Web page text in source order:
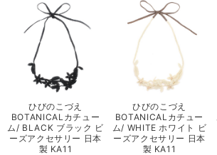
ひびのこづえ
BOTANICALカチュー
ム/ BLACK ブラック ビ
ーズアクセサリー 日本
製 KA11
ひびのこづえ
BOTANICALカチュー
ム/ WHITE ホワイト ビ
ーズアクセサリー 日本
製 KA11